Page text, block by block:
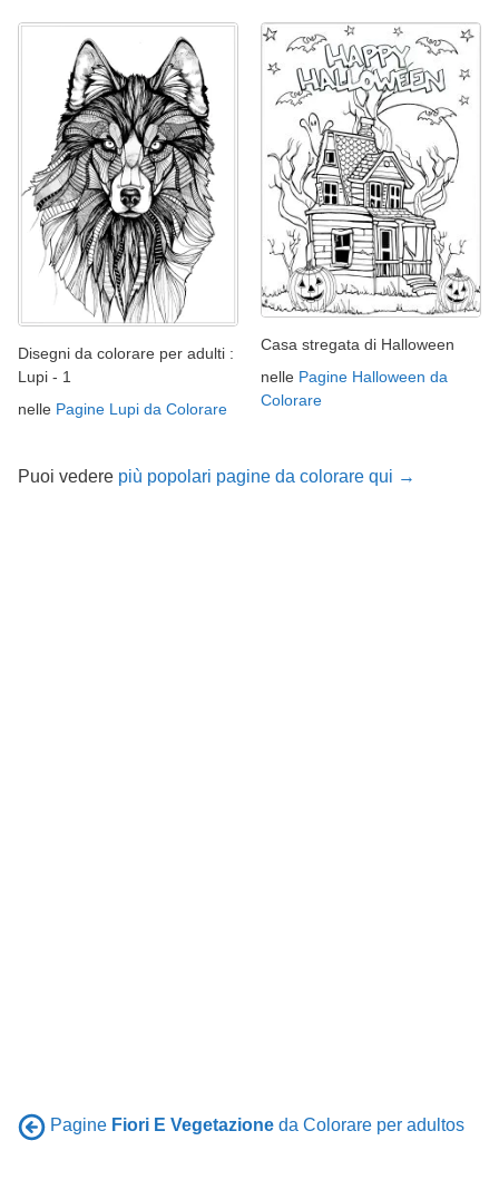
Disegni da colorare per adulti :
Lupi - 1
nelle Pagine Lupi da Colorare
Casa stregata di Halloween
nelle Pagine Halloween da
Colorare
Puoi vedere più popolari pagine da colorare qui →
Pagine Fiori E Vegetazione da Colorare per adultos